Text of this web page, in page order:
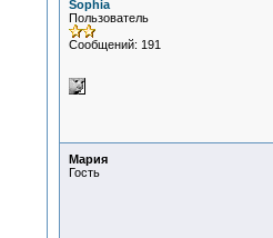
Sophia
Пользователь
Сообщений: 191
Мария
Гость